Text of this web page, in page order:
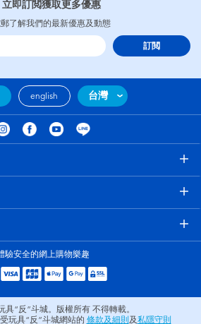
立即訂閲獲取更多優惠
了解我們的最新優惠及動態
訂閲
english 台灣
驗安全的網上購物樂趣
具“反”斗城。版權所有 不得轉載。
玩具“反”斗城網站的 條款及細則及私隱守則